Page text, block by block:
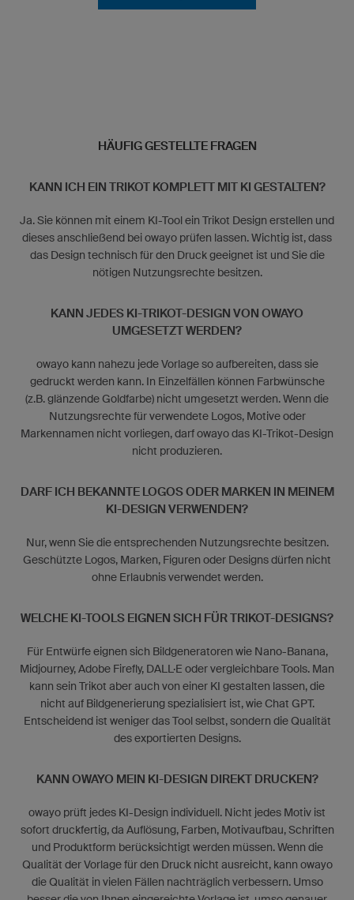
HÄUFIG GESTELLTE FRAGEN
KANN ICH EIN TRIKOT KOMPLETT MIT KI GESTALTEN?
Ja. Sie können mit einem KI-Tool ein Trikot Design erstellen und
dieses anschließend bei owayo prüfen lassen. Wichtig ist, dass
das Design technisch für den Druck geeignet ist und Sie die
nötigen Nutzungsrechte besitzen.
KANN JEDES KI-TRIKOT-DESIGN VON OWAYO
UMGESETZT WERDEN?
owayo kann nahezu jede Vorlage so aufbereiten, dass sie
gedruckt werden kann. In Einzelfällen können Farbwünsche
(z.B. glänzende Goldfarbe) nicht umgesetzt werden. Wenn die
Nutzungsrechte für verwendete Logos, Motive oder
Markennamen nicht vorliegen, darf owayo das KI-Trikot-Design
nicht produzieren.
DARF ICH BEKANNTE LOGOS ODER MARKEN IN MEINEM
KI-DESIGN VERWENDEN?
Nur, wenn Sie die entsprechenden Nutzungsrechte besitzen.
Geschützte Logos, Marken, Figuren oder Designs dürfen nicht
ohne Erlaubnis verwendet werden.
WELCHE KI-TOOLS EIGNEN SICH FÜR TRIKOT-DESIGNS?
Für Entwürfe eignen sich Bildgeneratoren wie Nano-Banana,
Midjourney, Adobe Firefly, DALL·E oder vergleichbare Tools. Man
kann sein Trikot aber auch von einer KI gestalten lassen, die
nicht auf Bildgenerierung spezialisiert ist, wie Chat GPT.
Entscheidend ist weniger das Tool selbst, sondern die Qualität
des exportierten Designs.
KANN OWAYO MEIN KI-DESIGN DIREKT DRUCKEN?
owayo prüft jedes KI-Design individuell. Nicht jedes Motiv ist
sofort druckfertig, da Auflösung, Farben, Motivaufbau, Schriften
und Produktform berücksichtigt werden müssen. Wenn die
Qualität der Vorlage für den Druck nicht ausreicht, kann owayo
die Qualität in vielen Fällen nachträglich verbessern. Umso